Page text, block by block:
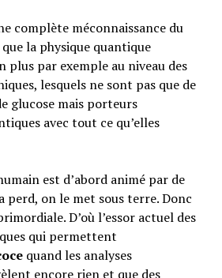
complète méconnaissance du
la physique quantique
plus par exemple au niveau des
lesquels ne sont pas que de
glucose mais porteurs
avec tout ce qu’elles
est d’abord animé par de
perd, on le met sous terre. Donc
D’où l’essor actuel des
qui permettent
quand les analyses
encore rien et que des